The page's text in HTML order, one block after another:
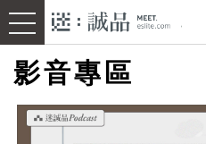
影音專區